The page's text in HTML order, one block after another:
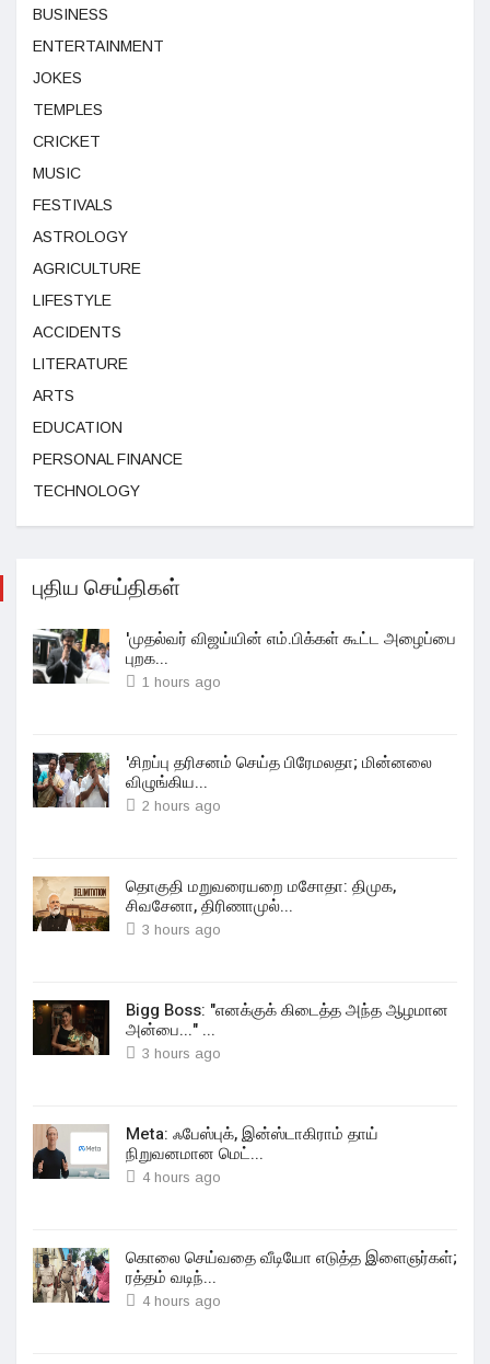
BUSINESS
ENTERTAINMENT
JOKES
TEMPLES
CRICKET
MUSIC
FESTIVALS
ASTROLOGY
AGRICULTURE
LIFESTYLE
ACCIDENTS
LITERATURE
ARTS
EDUCATION
PERSONAL FINANCE
TECHNOLOGY
புதிய செய்திகள்
'முதல்வர் விஜய்யின் எம்.பிக்கள் கூட்ட அழைப்பை
புறக...
1 hours ago
'சிறப்பு தரிசனம் செய்த பிரேமலதா; மின்னலை
விழுங்கிய...
2 hours ago
தொகுதி மறுவரையறை மசோதா: திமுக,
சிவசேனா, திரிணாமுல்...
3 hours ago
Bigg Boss: "எனக்குக் கிடைத்த அந்த ஆழமான
அன்பை..." ...
3 hours ago
Meta: ஃபேஸ்புக், இன்ஸ்டாகிராம் தாய்
நிறுவனமான மெட்...
4 hours ago
கொலை செய்வதை வீடியோ எடுத்த இளைஞர்கள்;
ரத்தம் வடிந்...
4 hours ago